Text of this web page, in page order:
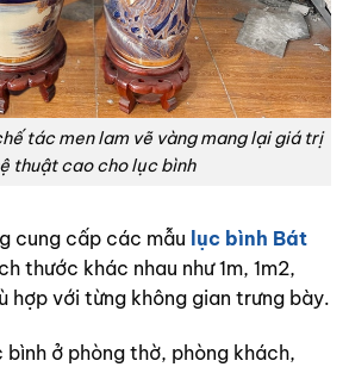
tác men lam vẽ vàng mang lại giá trị
thuật cao cho lục bình
cung cấp các mẫu lục bình Bát
thước khác nhau như 1m, 1m2,
hợp với từng không gian trưng bày.
ở phòng thờ, phòng khách,